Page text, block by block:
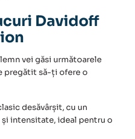
Davidoff
vei găsi următoarele
pregătit să-ți ofere o
desăvârșit, cu un
intensitate, ideal pentru o